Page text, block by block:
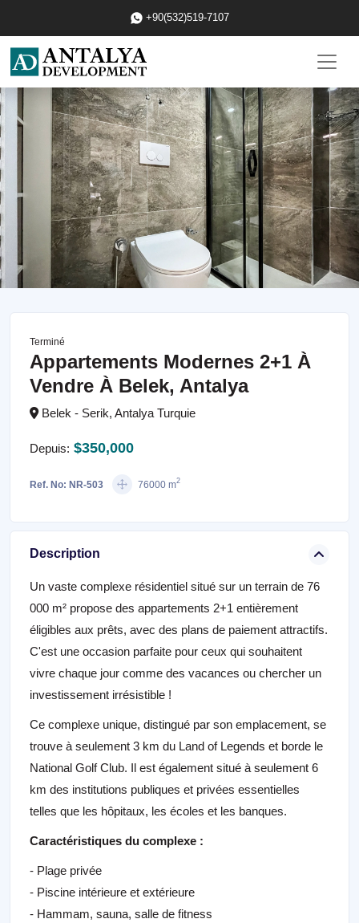
+90(532)519-7107
Terminé
Appartements Modernes 2+1 À
Vendre À Belek, Antalya
Belek - Serik, Antalya Turquie
Depuis: $350,000
Ref. No: NR-503 76000 m2
Description
Un vaste complexe résidentiel situé sur un terrain de 76
000 m² propose des appartements 2+1 entièrement
éligibles aux prêts, avec des plans de paiement attractifs.
C'est une occasion parfaite pour ceux qui souhaitent
vivre chaque jour comme des vacances ou chercher un
investissement irrésistible !
Ce complexe unique, distingué par son emplacement, se
trouve à seulement 3 km du Land of Legends et borde le
National Golf Club. Il est également situé à seulement 6
km des institutions publiques et privées essentielles
telles que les hôpitaux, les écoles et les banques.
Caractéristiques du complexe :
- Plage privée
- Piscine intérieure et extérieure
- Hammam, sauna, salle de fitness